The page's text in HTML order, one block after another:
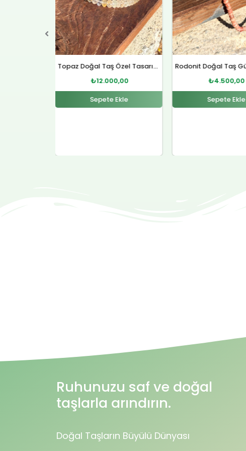
Rodonit Doğal Taş Gümüş Kolye
₺4.500,00
Sepete Ekle
₺12.000,00
Sepete Ekle
Ruhunuzu saf ve doğal
taşlarla arındırın.
Doğal Taşların Büyülü Dünyası